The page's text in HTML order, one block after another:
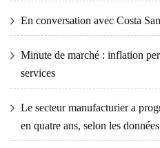
En conversation avec Costa
Minute de marché : inflation
services
Le secteur manufacturier a
en quatre ans, selon les